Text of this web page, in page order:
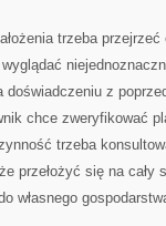
trzeba przejrzeć
doświadczeniu z
chce zweryfikować
trzeba
przełożyć się na cały
własnego